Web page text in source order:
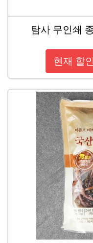
탐사 무인쇄
현재 할